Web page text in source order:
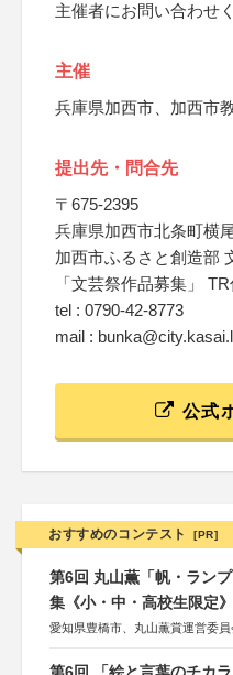
主催者にお問い合わせ
主催
兵庫県加西市、加西市
提出先・問合先
〒675-2395
兵庫県加西市北条町横
加西市ふるさと創造部
「文芸祭作品募集」
tel : 0790-42-8773
mail :
公式
おすすめのコンテスト [PR]
第6回 丸山薫「帆・ラン
集《小・中・高校生限定》
愛知県豊橋市、丸山薫賞運営委員